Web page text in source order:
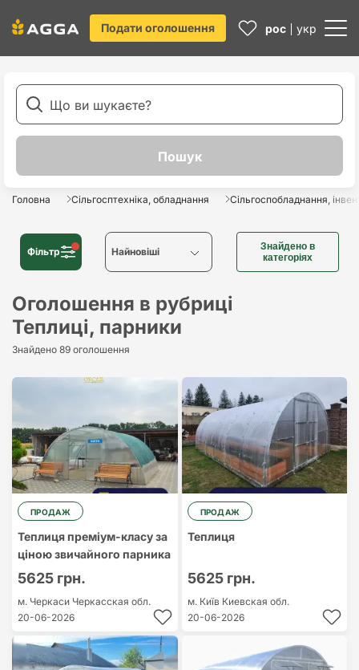
Подати оголошення рос укр
Головна Сільгосптехніка, обладнання Сільгоспобладнання,
Фільтр Найновіші
Найновіші
Найстаріші
Найдешевший
Знайдено в
категоріях
Оголошення в рубриці
Теплиці, парники
Знайдено 89 оголошення
ПРОДАЖ
Теплиця преміум-класу за
ціною звичайного парника
5625 грн.
м. Черкаси Черкасская обл.
20-06-2026
ПРОДАЖ
Теплиця
5625 грн.
м. Київ Киевская обл.
20-06-2026